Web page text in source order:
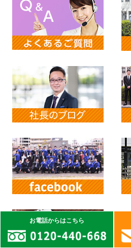
お電話からはこちら